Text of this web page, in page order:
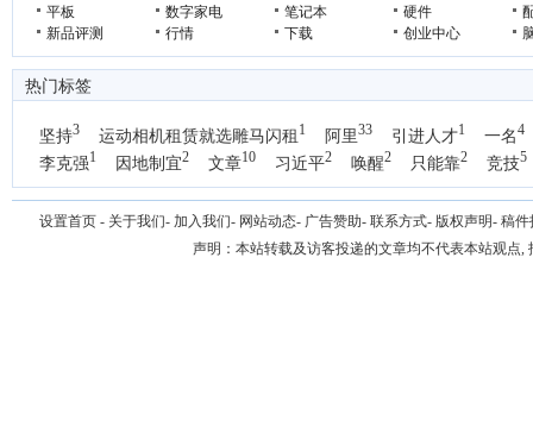
平板
数字家电 笔记本 硬件
新品评测
行情 下载 创业中心
热门标签
坚持3 运动相机租赁就选雕马闪租 1 阿里33 引进人才1 一名4
李克强1 因地制宜2 文章10 习近平2 唤醒2 只能靠2 竞技5
设置首页 - 关于我们- 加入我们- 网站动态- 广告赞助- 联系方式- 版权声明- 稿件
声明：本站转载及访客投递的文章均不代表本站观点